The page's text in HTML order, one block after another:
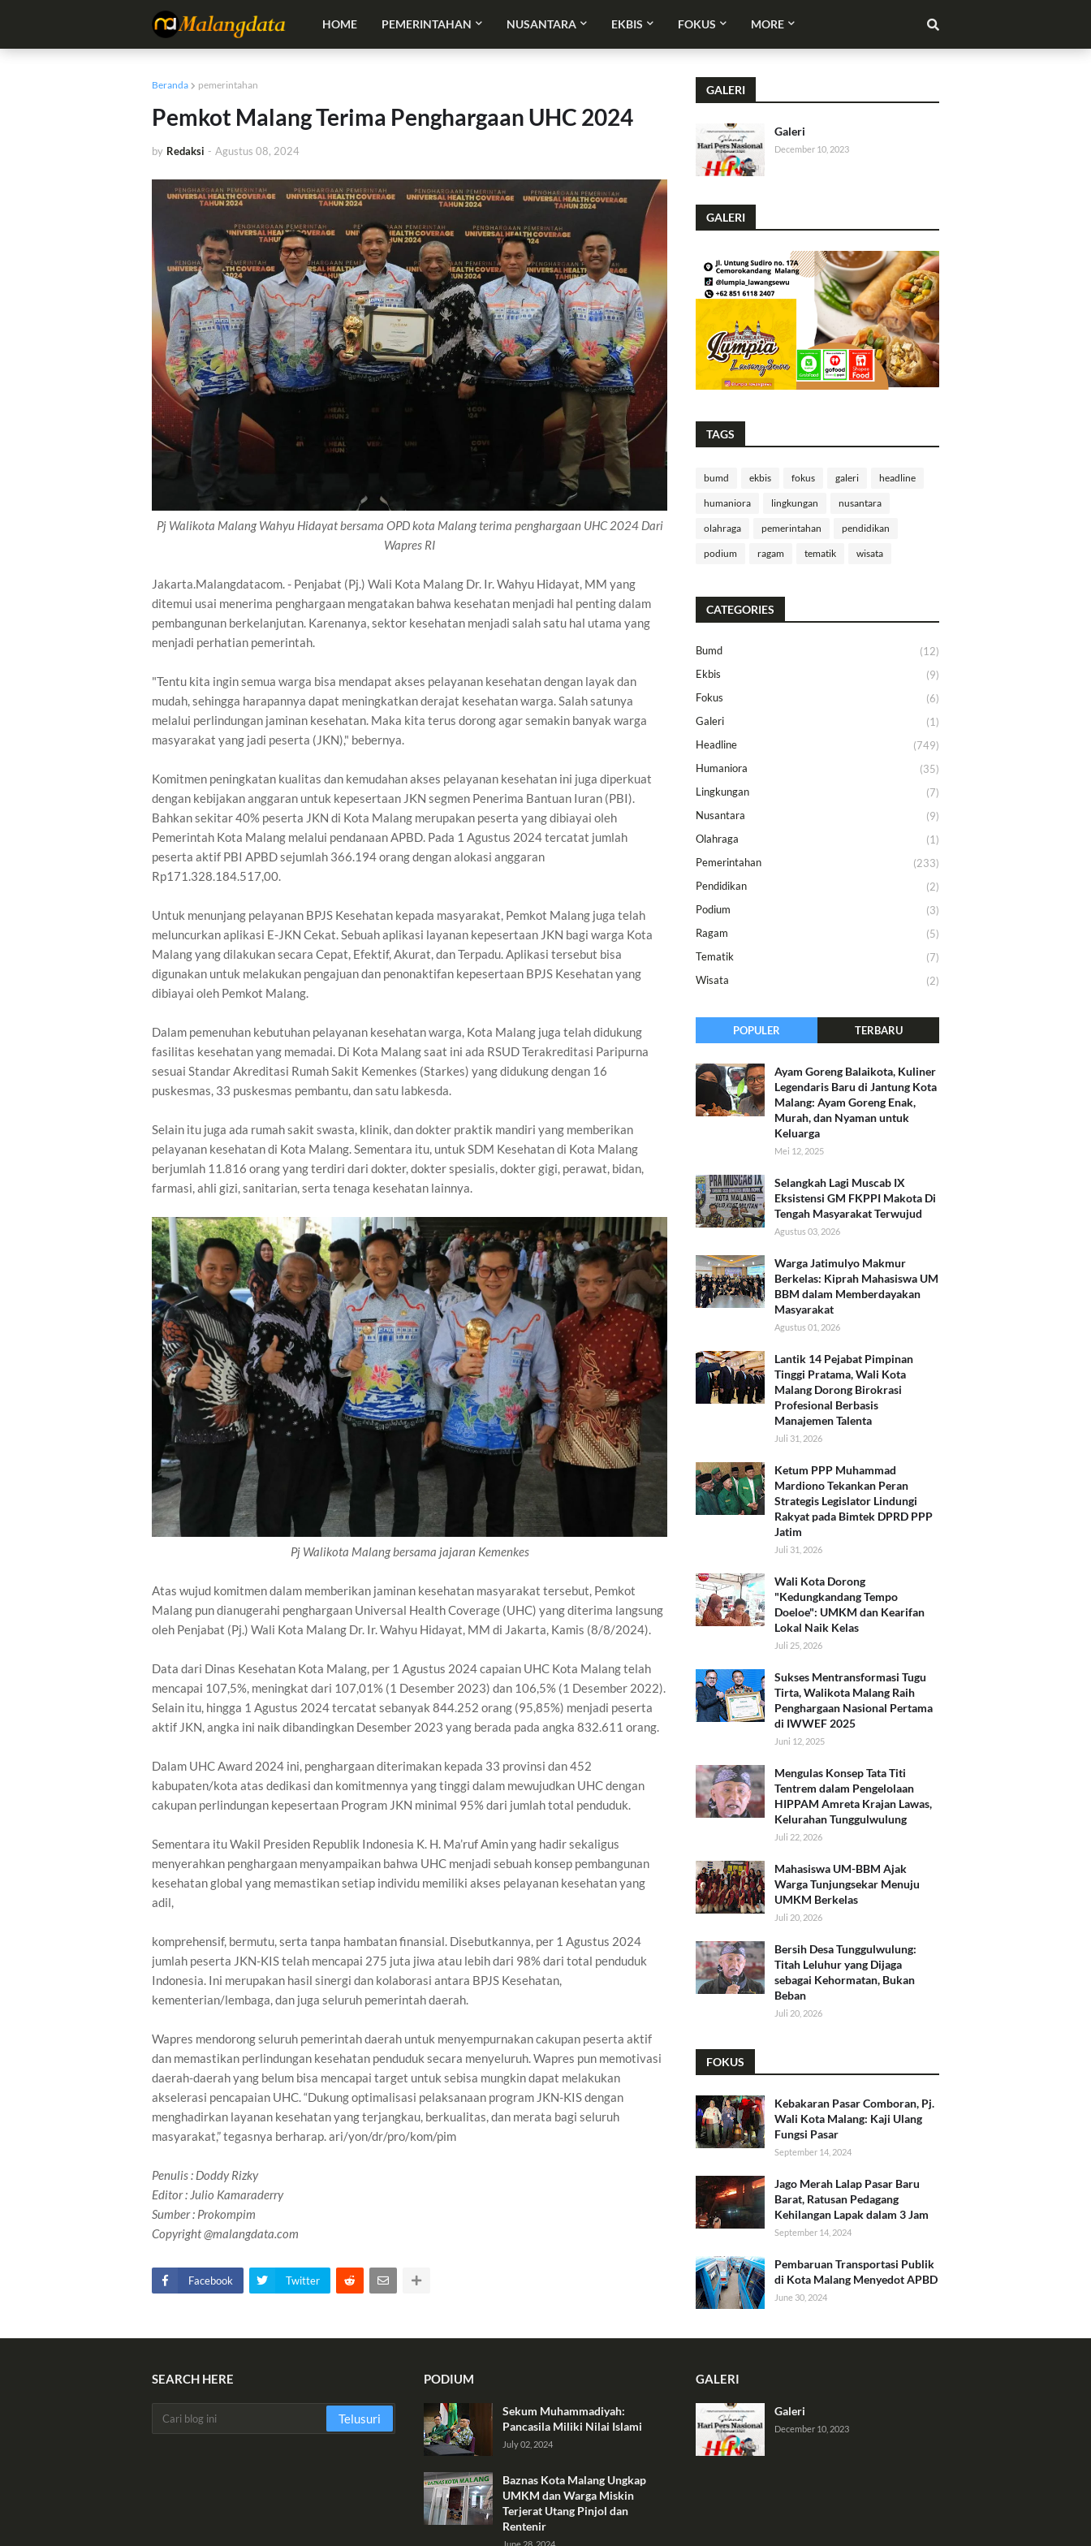
HOME PEMERINTAHAN NUSANTARA EKBIS FOKUS MORE
Beranda pemerintahan
Pemkot Malang Terima Penghargaan UHC 2024
by Redaksi - Agustus 08, 2024
Pj Walikota Malang Wahyu Hidayat bersama OPD kota Malang terima penghargaan UHC 2024 Dari
Wapres RI
Jakarta.Malangdatacom. - Penjabat (Pj.) Wali Kota Malang Dr. Ir. Wahyu Hidayat, MM yang
ditemui usai menerima penghargaan mengatakan bahwa kesehatan menjadi hal penting dalam
pembangunan berkelanjutan. Karenanya, sektor kesehatan menjadi salah satu hal utama yang
menjadi perhatian pemerintah.
"Tentu kita ingin semua warga bisa mendapat akses pelayanan kesehatan dengan layak dan
mudah, sehingga harapannya dapat meningkatkan derajat kesehatan warga. Salah satunya
melalui perlindungan jaminan kesehatan. Maka kita terus dorong agar semakin banyak warga
masyarakat yang jadi peserta (JKN)," bebernya.
Komitmen peningkatan kualitas dan kemudahan akses pelayanan kesehatan ini juga diperkuat
dengan kebijakan anggaran untuk kepesertaan JKN segmen Penerima Bantuan Iuran (PBI).
Bahkan sekitar 40% peserta JKN di Kota Malang merupakan peserta yang dibiayai oleh
Pemerintah Kota Malang melalui pendanaan APBD. Pada 1 Agustus 2024 tercatat jumlah
peserta aktif PBI APBD sejumlah 366.194 orang dengan alokasi anggaran
Rp171.328.184.517,00.
Untuk menunjang pelayanan BPJS Kesehatan kepada masyarakat, Pemkot Malang juga telah
meluncurkan aplikasi E-JKN Cekat. Sebuah aplikasi layanan kepesertaan JKN bagi warga Kota
Malang yang dilakukan secara Cepat, Efektif, Akurat, dan Terpadu. Aplikasi tersebut bisa
digunakan untuk melakukan pengajuan dan penonaktifan kepesertaan BPJS Kesehatan yang
dibiayai oleh Pemkot Malang.
Dalam pemenuhan kebutuhan pelayanan kesehatan warga, Kota Malang juga telah didukung
fasilitas kesehatan yang memadai. Di Kota Malang saat ini ada RSUD Terakreditasi Paripurna
sesuai Standar Akreditasi Rumah Sakit Kemenkes (Starkes) yang didukung dengan 16
puskesmas, 33 puskesmas pembantu, dan satu labkesda.
Selain itu juga ada rumah sakit swasta, klinik, dan dokter praktik mandiri yang memberikan
pelayanan kesehatan di Kota Malang. Sementara itu, untuk SDM Kesehatan di Kota Malang
berjumlah 11.816 orang yang terdiri dari dokter, dokter spesialis, dokter gigi, perawat, bidan,
farmasi, ahli gizi, sanitarian, serta tenaga kesehatan lainnya.
Pj Walikota Malang bersama jajaran Kemenkes
Atas wujud komitmen dalam memberikan jaminan kesehatan masyarakat tersebut, Pemkot
Malang pun dianugerahi penghargaan Universal Health Coverage (UHC) yang diterima langsung
oleh Penjabat (Pj.) Wali Kota Malang Dr. Ir. Wahyu Hidayat, MM di Jakarta, Kamis (8/8/2024).
Data dari Dinas Kesehatan Kota Malang, per 1 Agustus 2024 capaian UHC Kota Malang telah
mencapai 107,5%, meningkat dari 107,01% (1 Desember 2023) dan 106,5% (1 Desember 2022).
Selain itu, hingga 1 Agustus 2024 tercatat sebanyak 844.252 orang (95,85%) menjadi peserta
aktif JKN, angka ini naik dibandingkan Desember 2023 yang berada pada angka 832.611 orang.
Dalam UHC Award 2024 ini, penghargaan diterimakan kepada 33 provinsi dan 452
kabupaten/kota atas dedikasi dan komitmennya yang tinggi dalam mewujudkan UHC dengan
cakupan perlindungan kepesertaan Program JKN minimal 95% dari jumlah total penduduk.
Sementara itu Wakil Presiden Republik Indonesia K. H. Ma’ruf Amin yang hadir sekaligus
menyerahkan penghargaan menyampaikan bahwa UHC menjadi sebuah konsep pembangunan
kesehatan global yang memastikan setiap individu memiliki akses pelayanan kesehatan yang
adil,
komprehensif, bermutu, serta tanpa hambatan finansial. Disebutkannya, per 1 Agustus 2024
jumlah peserta JKN-KIS telah mencapai 275 juta jiwa atau lebih dari 98% dari total penduduk
Indonesia. Ini merupakan hasil sinergi dan kolaborasi antara BPJS Kesehatan,
kementerian/lembaga, dan juga seluruh pemerintah daerah.
Wapres mendorong seluruh pemerintah daerah untuk menyempurnakan cakupan peserta aktif
dan memastikan perlindungan kesehatan penduduk secara menyeluruh. Wapres pun memotivasi
daerah-daerah yang belum bisa mencapai target untuk sebisa mungkin dapat melakukan
akselerasi pencapaian UHC. “Dukung optimalisasi pelaksanaan program JKN-KIS dengan
menghadirkan layanan kesehatan yang terjangkau, berkualitas, dan merata bagi seluruh
masyarakat,” tegasnya berharap. ari/yon/dr/pro/kom/pim
Penulis: Doddy Rizky
Editor : Julio Kamaraderry
Sumber : Prokompim
Copyright @malangdata.com
Facebook Twitter
GALERI
Galeri
December 10, 2023
GALERI
TAGS
bumd ekbis fokus galeri headline
humaniora lingkungan nusantara
olahraga pemerintahan pendidikan
podium ragam tematik wisata
CATEGORIES
Bumd
(12)
Ekbis
(9)
Fokus
(6)
Galeri
(1)
Headline
(749)
Humaniora
(35)
Lingkungan
(7)
Nusantara
(9)
Olahraga
(1)
Pemerintahan
(233)
Pendidikan
(2)
Podium
(3)
Ragam
(5)
Tematik
(7)
Wisata
(2)
POPULER TERBARU
Ayam Goreng Balaikota, Kuliner
Legendaris Baru di Jantung Kota
Malang: Ayam Goreng Enak,
Murah, dan Nyaman untuk
Keluarga
Mei 12, 2025
Selangkah Lagi Muscab IX
Eksistensi GM FKPPI Makota Di
Tengah Masyarakat Terwujud
Agustus 03, 2026
Warga Jatimulyo Makmur
Berkelas: Kiprah Mahasiswa UM
BBM dalam Memberdayakan
Masyarakat
Agustus 01, 2026
Lantik 14 Pejabat Pimpinan
Tinggi Pratama, Wali Kota
Malang Dorong Birokrasi
Profesional Berbasis
Manajemen Talenta
Juli 31, 2026
Ketum PPP Muhammad
Mardiono Tekankan Peran
Strategis Legislator Lindungi
Rakyat pada Bimtek DPRD PPP
Jatim
Juli 31, 2026
Wali Kota Dorong
"Kedungkandang Tempo
Doeloe": UMKM dan Kearifan
Lokal Naik Kelas
Juli 25, 2026
Sukses Mentransformasi Tugu
Tirta, Walikota Malang Raih
Penghargaan Nasional Pertama
di IWWEF 2025
Juni 12, 2025
​Mengulas Konsep Tata Titi
Tentrem dalam Pengelolaan
HIPPAM Amreta Krajan Lawas,
Kelurahan Tunggulwulung
Juli 22, 2026
Mahasiswa UM-BBM Ajak
Warga Tunjungsekar Menuju
UMKM Berkelas
Juli 20, 2026
Bersih Desa Tunggulwulung:
Titah Leluhur yang Dijaga
sebagai Kehormatan, Bukan
Beban
Juli 20, 2026
FOKUS
Kebakaran Pasar Comboran, Pj.
Wali Kota Malang: Kaji Ulang
Fungsi Pasar
September 14, 2024
Jago Merah Lalap Pasar Baru
Barat, Ratusan Pedagang
Kehilangan Lapak dalam 3 Jam
September 14, 2024
Pembaruan Transportasi Publik
di Kota Malang Menyedot APBD
June 30, 2024
SEARCH HERE PODIUM
Sekum Muhammadiyah:
Pancasila Miliki Nilai Islami
July 02, 2024
Baznas Kota Malang Ungkap
UMKM dan Warga Miskin
Terjerat Utang Pinjol dan
Rentenir
GALERI
Galeri
December 10, 2023